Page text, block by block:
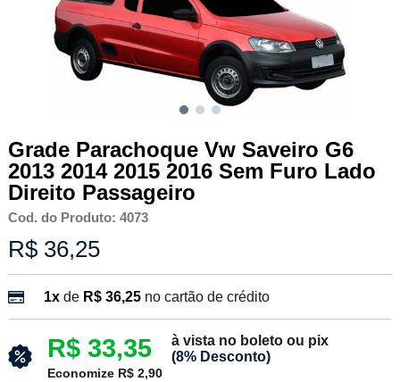
Grade Parachoque Vw Saveiro G6
2013 2014 2015 2016 Sem Furo Lado
Direito Passageiro
Cod. do Produto: 4073
R$ 36,25
1xde R$ 36,25 no cartão de crédito
R$ 33,35
à vista no boleto ou pix
(8% Desconto)
Economize R$ 2,90